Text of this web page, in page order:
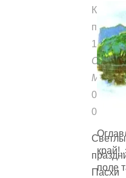
1741
Пасхи
поле